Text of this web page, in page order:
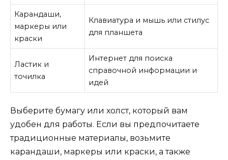
Карандаши,
маркеры или
краски
Клавиатура и мышь или стилус
для планшета
Ластик и
точилка
Интернет для поиска
справочной информации и
идей
Выберите бумагу или холст, который вам
удобен для работы. Если вы предпочитаете
традиционные материалы, возьмите
карандаши, маркеры или краски, а также